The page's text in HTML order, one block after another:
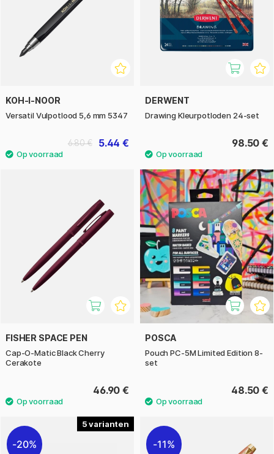
KOH-I-NOOR
Versatil Vulpotlood 5,6 mm 5347
5.44 €
6.80 €
DERWENT
Drawing Kleurpotloden 24-set
98.50 €
FISHER SPACE PEN
Cap-O-Matic Black Cherry
Cerakote
46.90 €
POSCA
Pouch PC-5M Limited Edition 8-
set
48.50 €
5
20% 11%